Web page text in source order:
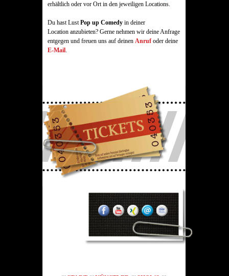
erhältlich oder vor Ort in den jeweiligen Locations.
Du hast LustPop up Comedy in deiner
Location anzubieten? Gerne nehmen wir deine Anfrage
entgegen und freuen uns auf deinen Anruf oder deine
E-Mail.